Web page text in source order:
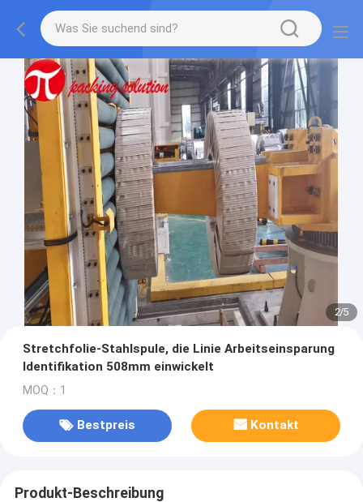
2/5
Stretchfolie-Stahlspule, die Linie Arbeitseinsparung
Identifikation 508mm einwickelt
MOQ：1
Bestpreis Kontakt
Produkt-Beschreibung